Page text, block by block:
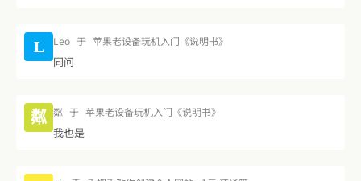
L Leo 于 苹果老设备玩机入门《说明书》
同问
粼 粼 于 苹果老设备玩机入门《说明书》
我也是